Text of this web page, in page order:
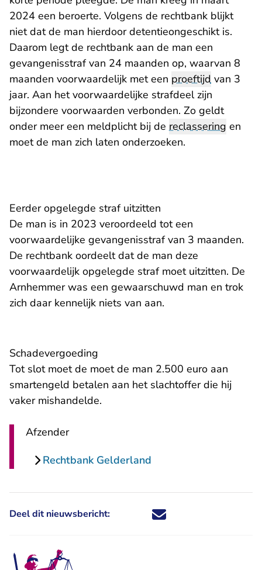
2024 een beroerte. Volgens de rechtbank blijkt
niet dat de man hierdoor detentieongeschikt is.
Daarom legt de rechtbank aan de man een
gevangenisstraf van 24 maanden op, waarvan 8
maanden voorwaardelijk met een proeftijd van 3
jaar. Aan het voorwaardelijke strafdeel zijn
bijzondere voorwaarden verbonden. Zo geldt
onder meer een meldplicht bij de reclassering en
moet de man zich laten onderzoeken.
Eerder opgelegde straf uitzitten
De man is in 2023 veroordeeld tot een
voorwaardelijke gevangenisstraf van 3 maanden.
De rechtbank oordeelt dat de man deze
voorwaardelijk opgelegde straf moet uitzitten. De
Arnhemmer was een gewaarschuwd man en trok
zich daar kennelijk niets van aan.
Schadevergoeding
Tot slot moet de moet de man 2.500 euro aan
smartengeld betalen aan het slachtoffer die hij
vaker mishandelde.
Afzender
Rechtbank Gelderland
Deel dit nieuwsbericht: Deel dit nieuwsbericht via X -
Deel dit nieuwsbericht via
Deel dit nieuwsbericht
Deel dit